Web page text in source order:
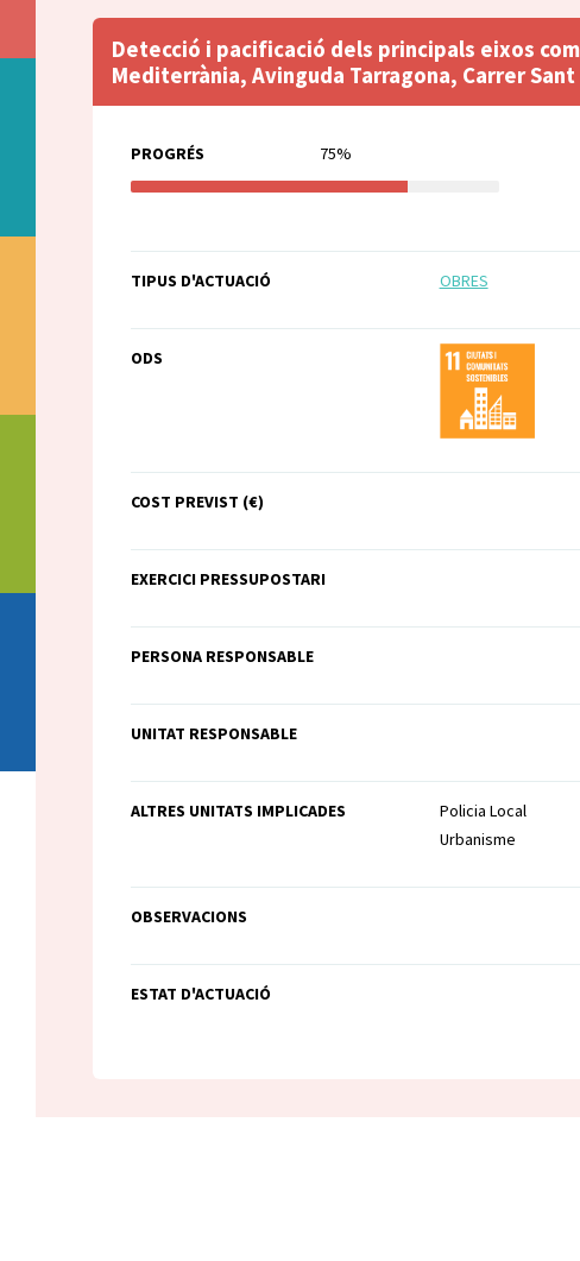
Detecció i pacificació dels principals eixos
Mediterrània, Avinguda Tarragona, Carrer
PROGRÉS 75%
TIPUS D'ACTUACIÓ OBRES
ODS
COST PREVIST (€)
EXERCICI PRESSUPOSTARI
PERSONA RESPONSABLE
UNITAT RESPONSABLE
ALTRES UNITATS IMPLICADES
Policia Local
Urbanisme
OBSERVACIONS
ESTAT D'ACTUACIÓ